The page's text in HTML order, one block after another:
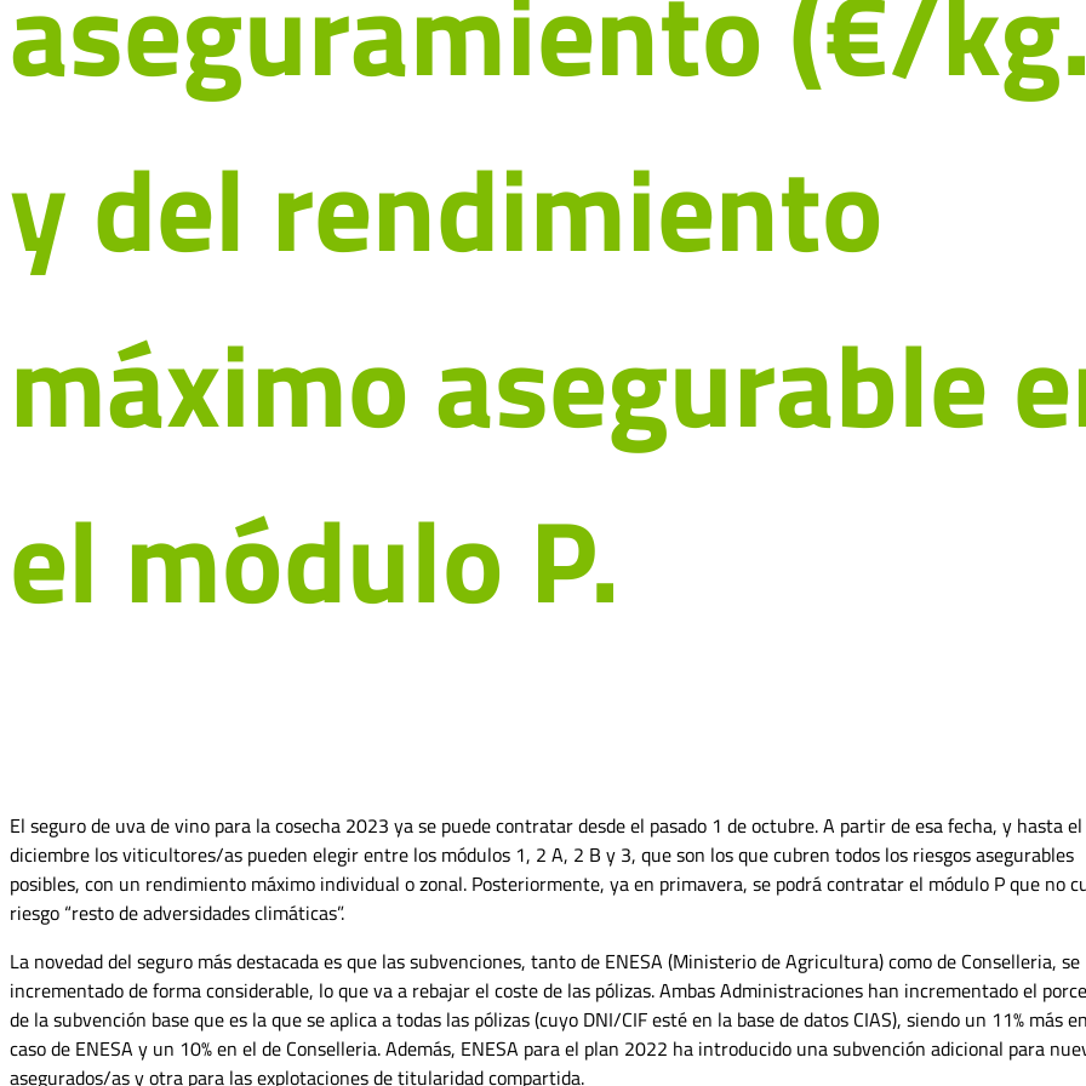
y del rendimiento
máximo asegurable
el módulo P.
El seguro de uva de vino para la cosecha 2023 ya se puede contratar desde el pasado 1 de octubre. A partir de esa fecha, y hasta
diciembre los viticultores/as pueden elegir entre los módulos 1, 2 A, 2 B y 3, que son los que cubren todos los riesgos asegurables
posibles, con un rendimiento máximo individual o zonal. Posteriormente, ya en primavera, se podrá contratar el módulo P que no
riesgo “resto de adversidades climáticas”.
La novedad del seguro más destacada es que las subvenciones, tanto de ENESA (Ministerio de Agricultura) como de Conselleria,
incrementado de forma considerable, lo que va a rebajar el coste de las pólizas. Ambas Administraciones han incrementado el
de la subvención base que es la que se aplica a todas las pólizas (cuyo DNI/CIF esté en la base de datos CIAS), siendo un 11% más
caso de ENESA y un 10% en el de Conselleria. Además, ENESA para el plan 2022 ha introducido una subvención adicional para
asegurados/as y otra para las explotaciones de titularidad compartida.